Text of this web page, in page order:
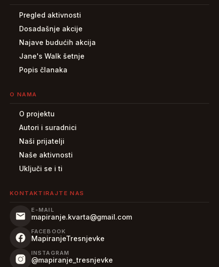
Pregled aktivnosti
Dosadašnje akcije
Najave budućih akcija
Jane's Walk šetnje
Popis članaka
O NAMA
O projektu
Autori i suradnici
Naši prijatelji
Naše aktivnosti
Uključi se i ti
KONTAKTIRAJTE NAS
E-MAIL
mapiranje.kvarta@gmail.com
FACEBOOK
MapiranjeTresnjevke
INSTAGRAM
@mapiranje_tresnjevke